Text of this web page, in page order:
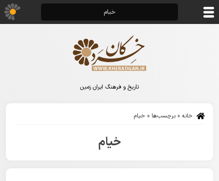
تاریخ و فرهنگ ایران زمین
خانه » برچسب‌ها » خیام
خیام
خیام